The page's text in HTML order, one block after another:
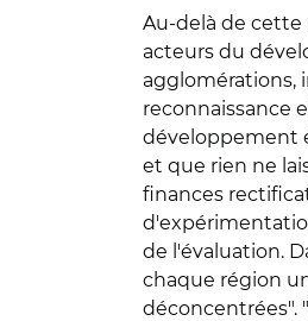
Au-delà de cette
acteurs du
agglomérations,
reconnaissance
développement
et que rien ne
finances
de l'évaluation.
chaque région
déconcentrées".